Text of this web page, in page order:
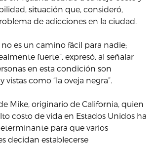
situación que, consideró,
de adicciones en la ciudad.
no es un camino fácil para nadie;
fuerte”, expresó, al señalar
en esta condición son
vistas como “la oveja negra”.
Mike, originario de California, quien
costo de vida en Estados Unidos ha
para que varios
decidan establecerse